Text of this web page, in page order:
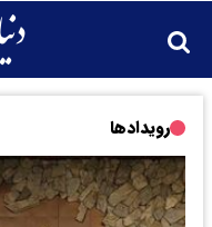
رویدادها